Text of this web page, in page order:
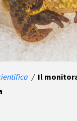
/ Il